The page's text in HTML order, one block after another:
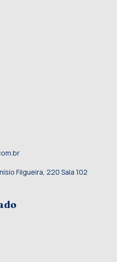
Filgueira, 220 Sala 102